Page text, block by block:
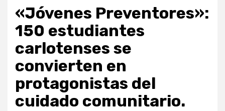
«Jóvenes Preventores»:
150 estudiantes
carlotenses se
convierten en
protagonistas del
cuidado comunitario.